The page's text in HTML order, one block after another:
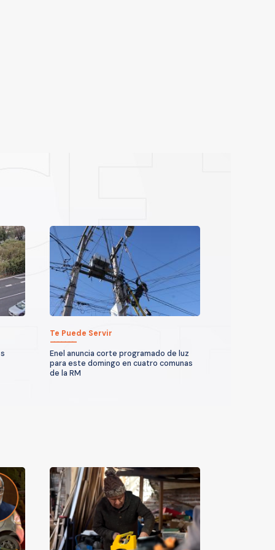
Te Puede Servir
Enel anuncia corte programado de luz
para este domingo en cuatro comunas
de la RM